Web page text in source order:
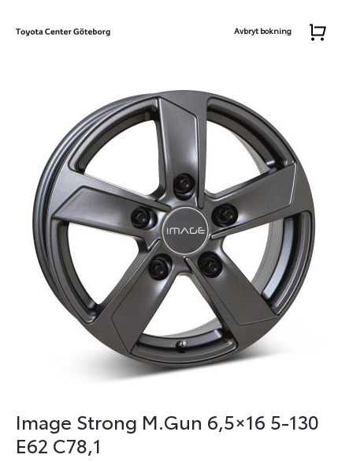
Avbryt bokning
Image Strong M.Gun 6,5×16 5-130
E62 C78,1